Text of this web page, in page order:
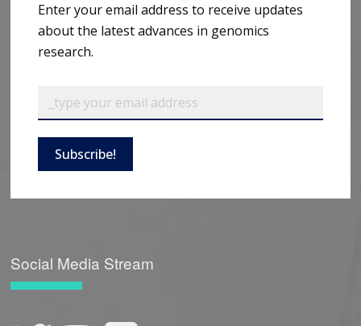
Enter your email address to receive updates
about the latest advances in genomics
research.
Subscribe!
Social Media Stream